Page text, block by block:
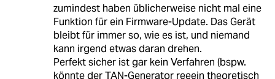
zumindest haben üblicherweise nicht mal eine
Funktion für ein Firmware-Update. Das Gerät
bleibt für immer so, wie es ist, und niemand
kann irgend etwas daran drehen.
Perfekt sicher ist gar kein Verfahren (bspw.
könnte der TAN-Generator reeein theoretisch